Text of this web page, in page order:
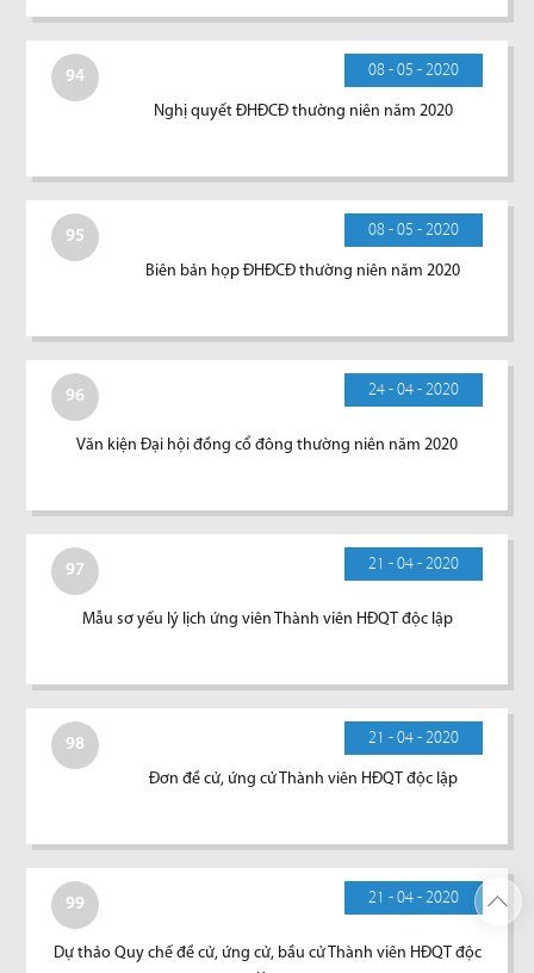
94 08 - 05 - 2020
Nghị quyết ĐHĐCĐ thường niên năm 2020
95 08 - 05 - 2020
Biên bản họp ĐHĐCĐ thường niên năm 2020
96 24 - 04 - 2020
Văn kiện Đại hội đồng cổ đông thường niên năm 2020
97 21 - 04 - 2020
Mẫu sơ yếu lý lịch ứng viên Thành viên HĐQT độc lập
98 21 - 04 - 2020
Đơn đề cử, ứng cử Thành viên HĐQT độc lập
99 21 - 04 - 2020
Dự thảo Quy chế đề cử, ứng cử, bầu cử Thành viên HĐQT độc